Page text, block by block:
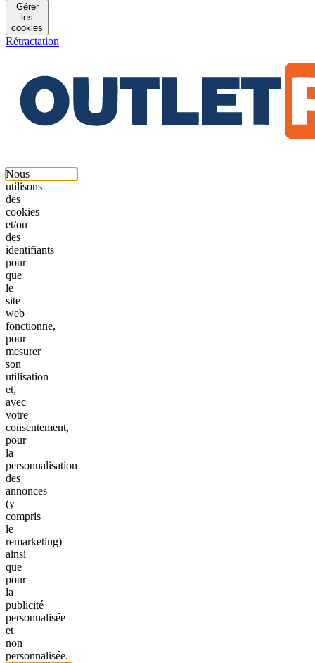
Gérer
les
cookies
Rétractation
Nous
utilisons
des
cookies
et/ou
des
identifiants
pour
que
le
site
web
fonctionne,
pour
mesurer
son
utilisation
et,
avec
votre
consentement,
pour
la
personnalisation
des
annonces
(y
compris
le
remarketing)
ainsi
que
pour
la
publicité
personnalisée
et
non
personnalisée.